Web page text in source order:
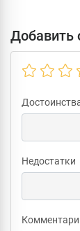
Добавить
Недостатки